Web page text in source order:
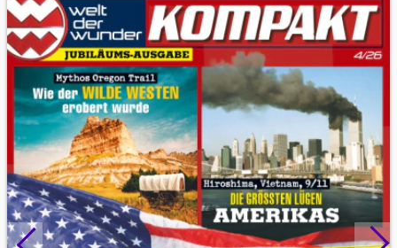
to
the
end
of
images
gallery